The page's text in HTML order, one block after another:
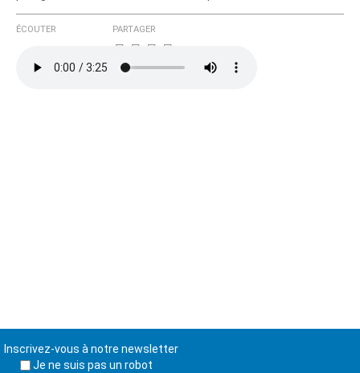
ÉCOUTER PARTAGER
Inscrivez-vous à notre newsletter
Je ne suis pas un robot